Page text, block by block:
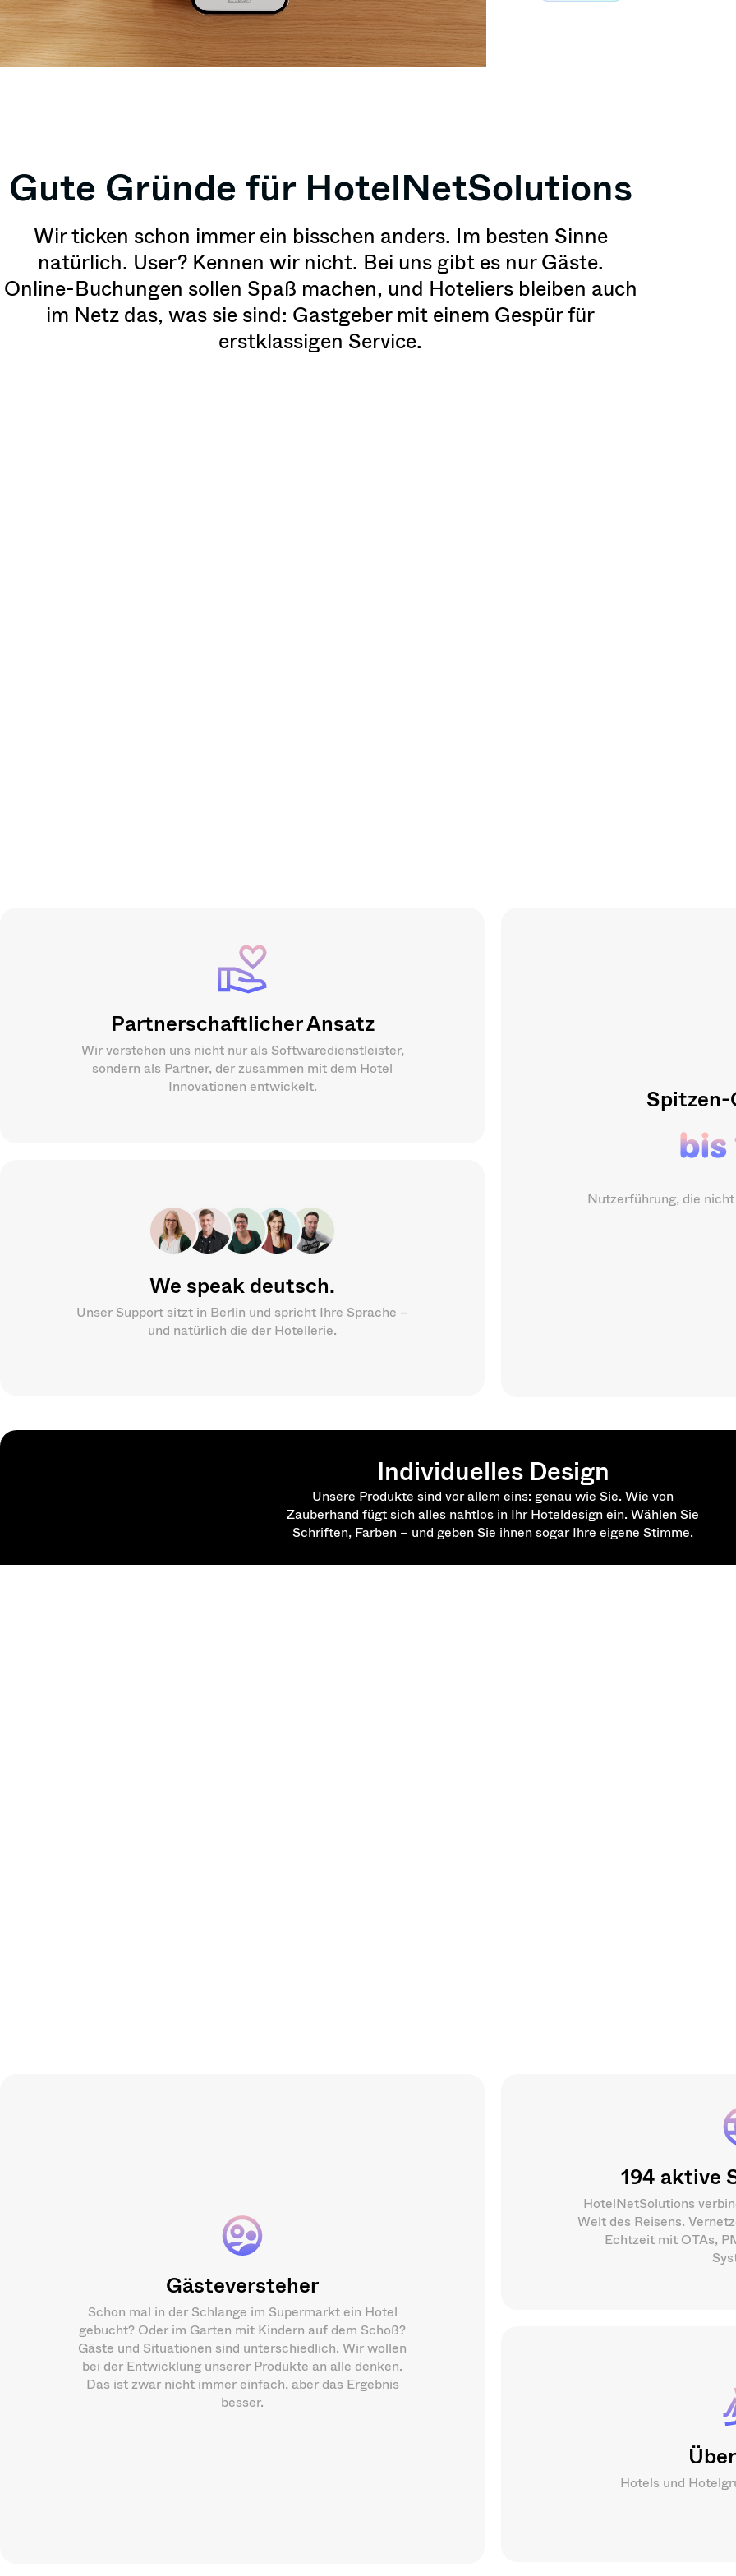
Gute Gründe für HotelNetSolutions
Wir ticken schon immer ein bisschen anders. Im besten Sinne
natürlich. User? Kennen wir nicht. Bei uns gibt es nur Gäste.
Online-Buchungen sollen Spaß machen, und Hoteliers bleiben auch
im Netz das, was sie sind: Gastgeber mit einem Gespür für
erstklassigen Service.
Partnerschaftlicher Ansatz
Wir verstehen uns nicht nur als Softwaredienstleister,
sondern als Partner, der zusammen mit dem Hotel
Innovationen entwickelt.
We speak deutsch.
Unser Support sitzt in Berlin und spricht Ihre Sprache –
und natürlich die der Hotellerie.
Spitzen-
Nutzerführung, die
Individuelles Design
Unsere Produkte sind vor allem eins: genau wie Sie. Wie von
Zauberhand fügt sich alles nahtlos in Ihr Hoteldesign ein. Wählen Sie
Schriften, Farben – und geben Sie ihnen sogar Ihre eigene Stimme.
Gästeversteher
Schon mal in der Schlange im Supermarkt ein Hotel
gebucht? Oder im Garten mit Kindern auf dem Schoß?
Gäste und Situationen sind unterschiedlich. Wir wollen
bei der Entwicklung unserer Produkte an alle denken.
Das ist zwar nicht immer einfach, aber das Ergebnis
besser.
194 aktive
HotelNetSolutions
Welt des Reisens.
Echtzeit mit OTAs,
Hotels und